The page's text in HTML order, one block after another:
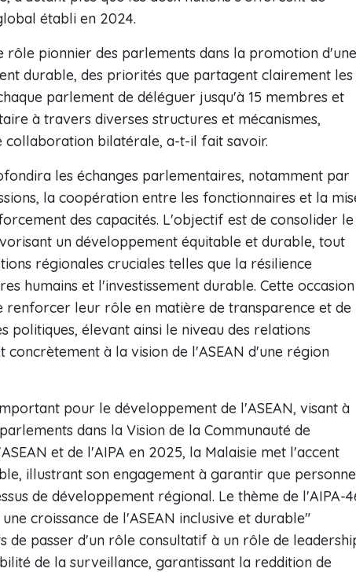
établi en 2024.
rôle pionnier des parlements dans la promotion d'une
durable, des priorités que partagent clairement les
parlement de déléguer jusqu'à 15 membres et
à travers diverses structures et mécanismes,
collaboration bilatérale, a-t-il fait savoir.
les échanges parlementaires, notamment par
la coopération entre les fonctionnaires et la
des capacités. L'objectif est de consolider le
un développement équitable et durable, tout
régionales cruciales telles que la résilience
humains et l'investissement durable. Cette occasion
leur rôle en matière de transparence et de
politiques, élevant ainsi le niveau des relations
à la vision de l'ASEAN d'une région
pour le développement de l'ASEAN, visant à
dans la Vision de la Communauté de
et de l'AIPA en 2025, la Malaisie met l'accent
illustrant son engagement à garantir que personne
de développement régional. Le thème de l'AIPA-
croissance de l'ASEAN inclusive et durable"
de passer d'un rôle consultatif à un rôle de
de la surveillance, garantissant la reddition de